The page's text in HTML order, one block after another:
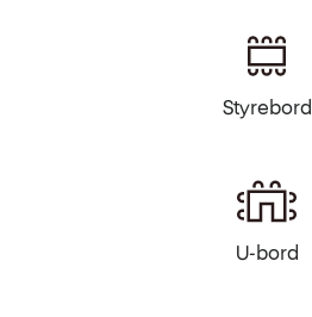
Styrebord
U-bord